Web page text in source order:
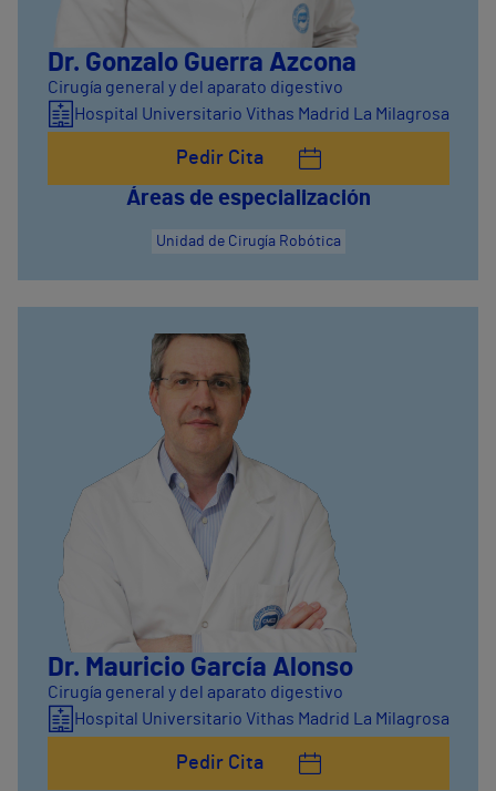
Dr. Gonzalo Guerra Azcona
Cirugía general y del aparato digestivo
Hospital Universitario Vithas Madrid La Milagrosa
Pedir Cita
Áreas de especialización
Unidad de Cirugía Robótica
Dr. Mauricio García Alonso
Cirugía general y del aparato digestivo
Hospital Universitario Vithas Madrid La Milagrosa
Pedir Cita